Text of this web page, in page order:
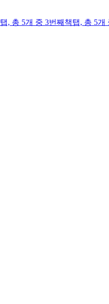
탭, 총 5개 중 3번째 책탭, 총 5개